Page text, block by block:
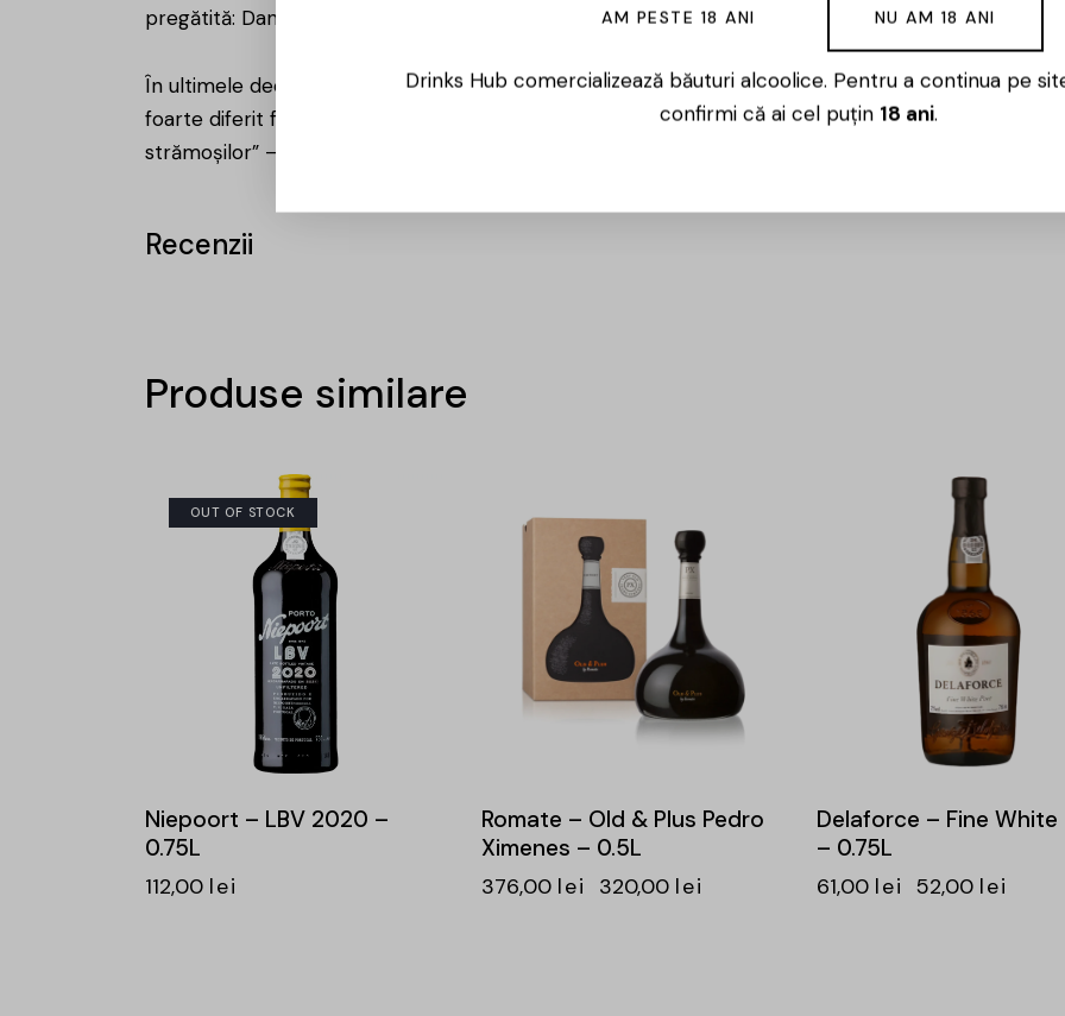
pregătită: Daniel, Marco și Ana, copiii lui Dirk, se implică pentru ca numele Niepoort să rămână
În ultimele decenii, Dirk a fost și una dintre vocile care au schimbat percepția asupra regiunii
foarte diferit față de ce știm azi, el a contribuit la un nou mod de a privi vinul de aici, pornind de
strămoșilor” – adică folosirea tradiției ca punct de plecare, nu ca limită.
Recenzii
Produse similare
OUT OF STOCK
Niepoort – LBV 2020 –
0.75L
112,00 lei
Romate – Old & Plus Pedro
Ximenes – 0.5L
376,00 lei 320,00 lei
Delaforce – Fine White
– 0.75L
61,00 lei 52,00 lei
AM PESTE 18 ANI NU AM 18 ANI
Drinks Hub comercializează băuturi alcoolice. Pentru a continua pe
confirmi că ai cel puțin 18 ani.